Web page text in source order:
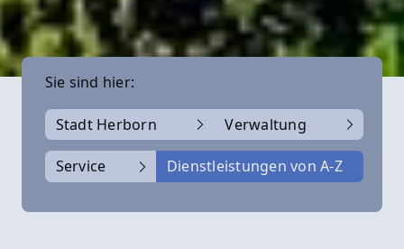
Sie sind hier:
Stadt Herborn Verwaltung
Service Dienstleistungen von A-Z